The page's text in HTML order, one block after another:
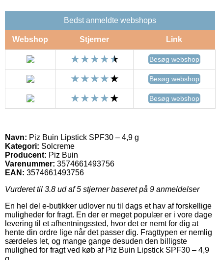
Bedst anmeldte webshops
Webshop Stjerner Link
Besøg webshop
Besøg webshop
Besøg webshop
Navn: Piz Buin Lipstick SPF30 – 4,9 g
Kategori: Solcreme
Producent: Piz Buin
Varenummer: 3574661493756
EAN: 3574661493756
Vurderet til 3.8 ud af 5 stjerner baseret på 9 anmeldelser
En hel del e-butikker udlover nu til dags et hav af forskellige
muligheder for fragt. En der er meget populær er i vore dage
levering til et afhentningssted, hvor det er nemt for dig at
hente din ordre lige når det passer dig. Fragttypen er nemlig
særdeles let, og mange gange desuden den billigste
mulighed for fragt ved køb af Piz Buin Lipstick SPF30 – 4,9